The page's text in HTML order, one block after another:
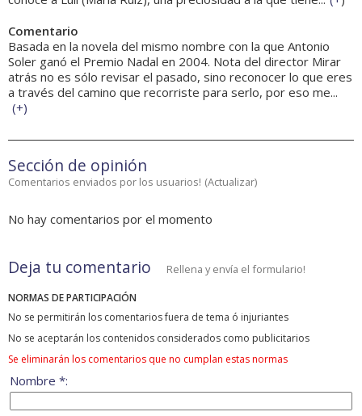
Comentario
Basada en la novela del mismo nombre con la que Antonio
Soler ganó el Premio Nadal en 2004. Nota del director Mirar
atrás no es sólo revisar el pasado, sino reconocer lo que eres
a través del camino que recorriste para serlo, por eso me...
(+)
Sección de opinión
Comentarios enviados por los usuarios! (Actualizar)
No hay comentarios por el momento
Deja tu comentario Rellena y envía el formulario!
NORMAS DE PARTICIPACIÓN
No se permitirán los comentarios fuera de tema ó injuriantes
No se aceptarán los contenidos considerados como publicitarios
Se eliminarán los comentarios que no cumplan estas normas
Nombre *: